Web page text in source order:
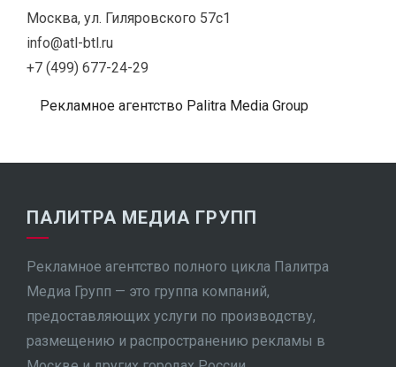
Москва, ул. Гиляровского 57с1
info@atl-btl.ru
+7 (499) 677-24-29
Рекламное агентство Palitra Media Group
ПАЛИТРА МЕДИА ГРУПП
Рекламное агентство полного цикла Палитра
Медиа Групп — это группа компаний,
предоставляющих услуги по производству,
размещению и распространению рекламы в